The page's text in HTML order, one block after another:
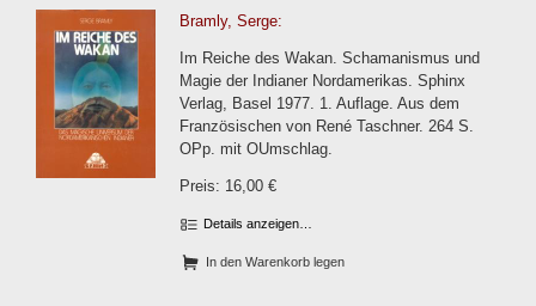
Bramly, Serge:
Im Reiche des Wakan. Schamanismus und
Magie der Indianer Nordamerikas. Sphinx
Verlag, Basel 1977. 1. Auflage. Aus dem
Französischen von René Taschner. 264 S.
OPp. mit OUmschlag.
Preis: 16,00 €
Details anzeigen…
In den Warenkorb legen